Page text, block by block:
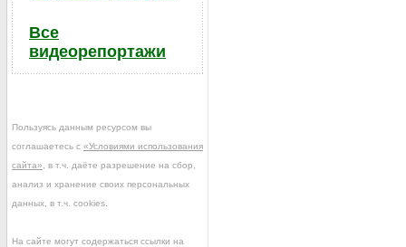
Все
видеорепортажи
Пользуясь данным ресурсом вы
соглашаетесь с «Условиями использования
сайта» , в т.ч. даёте разрешение на сбор,
анализ и хранение своих персональных
данных, в т.ч. cookies.
На сайте могут содержаться ссылки на